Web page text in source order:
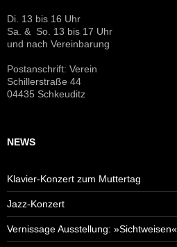
Di. 13 bis 16 Uhr
Sa. & So. 13 bis 17 Uhr
und nach Vereinbarung
Postanschrift: Verein
Schillerstraße 44
04435 Schkeuditz
NEWS
Klavier-Konzert zum Muttertag
Jazz-Konzert
Vernissage Ausstellung: »Sichtweisen«